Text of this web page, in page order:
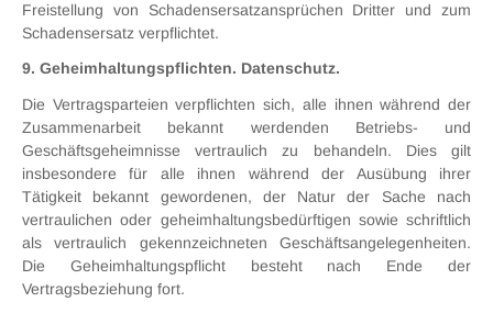
Freistellung von Schadensersatzansprüchen Dritter und zum
Schadensersatz verpflichtet.
9. Geheimhaltungspflichten. Datenschutz.
Die Vertragsparteien verpflichten sich, alle ihnen während der
Zusammenarbeit bekannt werdenden Betriebs- und
Geschäftsgeheimnisse vertraulich zu behandeln. Dies gilt
insbesondere für alle ihnen während der Ausübung ihrer
Tätigkeit bekannt gewordenen, der Natur der Sache nach
vertraulichen oder geheimhaltungsbedürftigen sowie schriftlich
als vertraulich gekennzeichneten Geschäftsangelegenheiten.
Die Geheimhaltungspflicht besteht nach Ende der
Vertragsbeziehung fort.